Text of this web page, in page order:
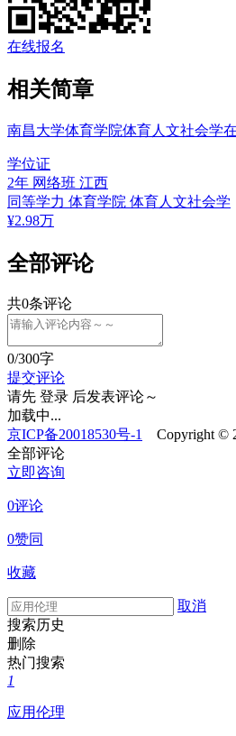
在线报名
相关简章
南昌大学体育学院体育人文社会学
学位证
2年 网络班 江西
同等学力 体育学院 体育人文社会学
¥2.98万
全部评论
共0条评论
0/300字
提交评论
请先 登录 后发表评论～
加载中...
京ICP备20018530号-1 Copyright ©
全部评论
立即咨询
0评论
0赞同
收藏
取消
搜索历史
删除
热门搜索
1
应用伦理